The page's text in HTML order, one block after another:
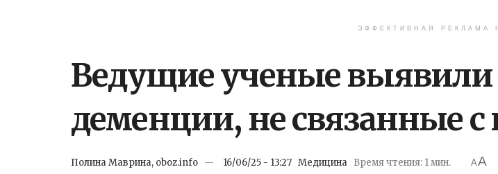
ЭФФЕКТИВНАЯ РЕКЛАМА
Ведущие ученые
деменции, не связанные
Полина Маврина, oboz.info 16/06/25 - 13:27 Медицина Время чтения: 1 мин. AA